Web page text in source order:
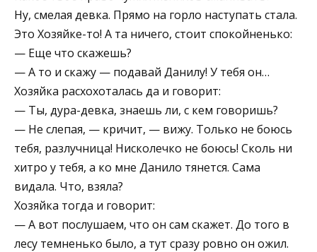
Ну, смелая девка. Прямо на горло наступать стала.
Это Хозяйке-то! А та ничего, стоит спокойненько:
— Еще что скажешь?
— А то и скажу — подавай Данилу! У тебя он…
Хозяйка расхохоталась да и говорит:
— Ты, дура-девка, знаешь ли, с кем говоришь?
— Не слепая, — кричит, — вижу. Только не боюсь
тебя, разлучница! Нисколечко не боюсь! Сколь ни
хитро у тебя, а ко мне Данило тянется. Сама
видала. Что, взяла?
Хозяйка тогда и говорит:
— А вот послушаем, что он сам скажет. До того в
лесу темненько было, а тут сразу ровно он ожил.